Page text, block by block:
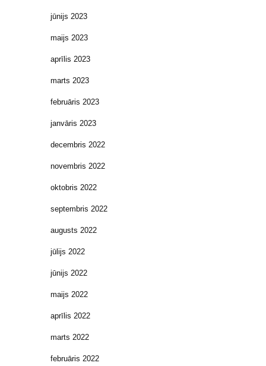
jūnijs 2023
maijs 2023
aprīlis 2023
marts 2023
februāris 2023
janvāris 2023
decembris 2022
novembris 2022
oktobris 2022
septembris 2022
augusts 2022
jūlijs 2022
jūnijs 2022
maijs 2022
aprīlis 2022
marts 2022
februāris 2022